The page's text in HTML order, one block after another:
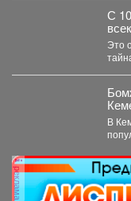
С
Это
В
реклама